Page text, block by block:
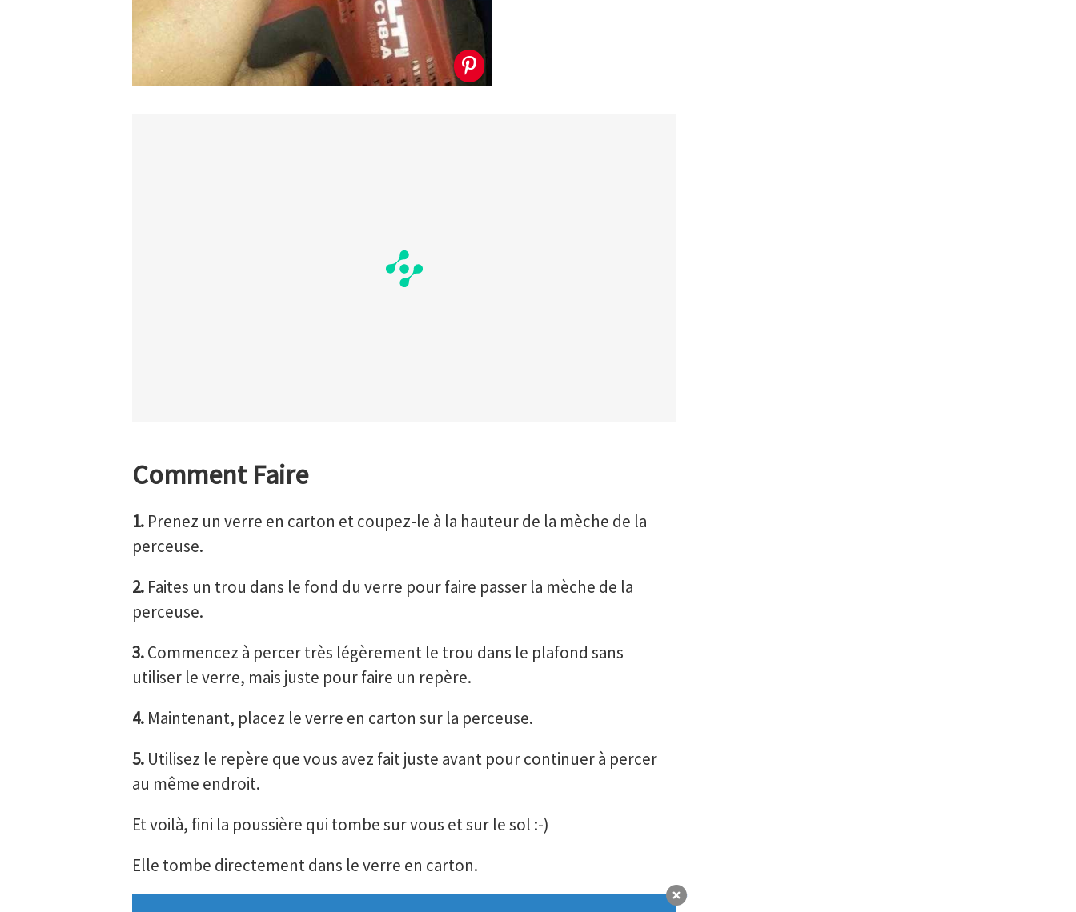
Comment Faire
1.Prenez un verre en carton et coupez-le à la hauteur de la mèche de la
perceuse.
2.Faites un trou dans le fond du verre pour faire passer la mèche de la
perceuse.
3.Commencez à percer très légèrement le trou dans le plafond sans
utiliser le verre, mais juste pour faire un repère.
4.Maintenant, placez le verre en carton sur la perceuse.
5.Utilisez le repère que vous avez fait juste avant pour continuer à percer
au même endroit.
Et voilà, fini la poussière qui tombe sur vous et sur le sol :-)
Elle tombe directement dans le verre en carton.